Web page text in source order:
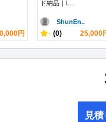
円
ド納品｜L...
ShunEn..
- (0) 25,000
見